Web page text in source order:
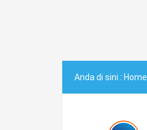
Anda di sini : Home